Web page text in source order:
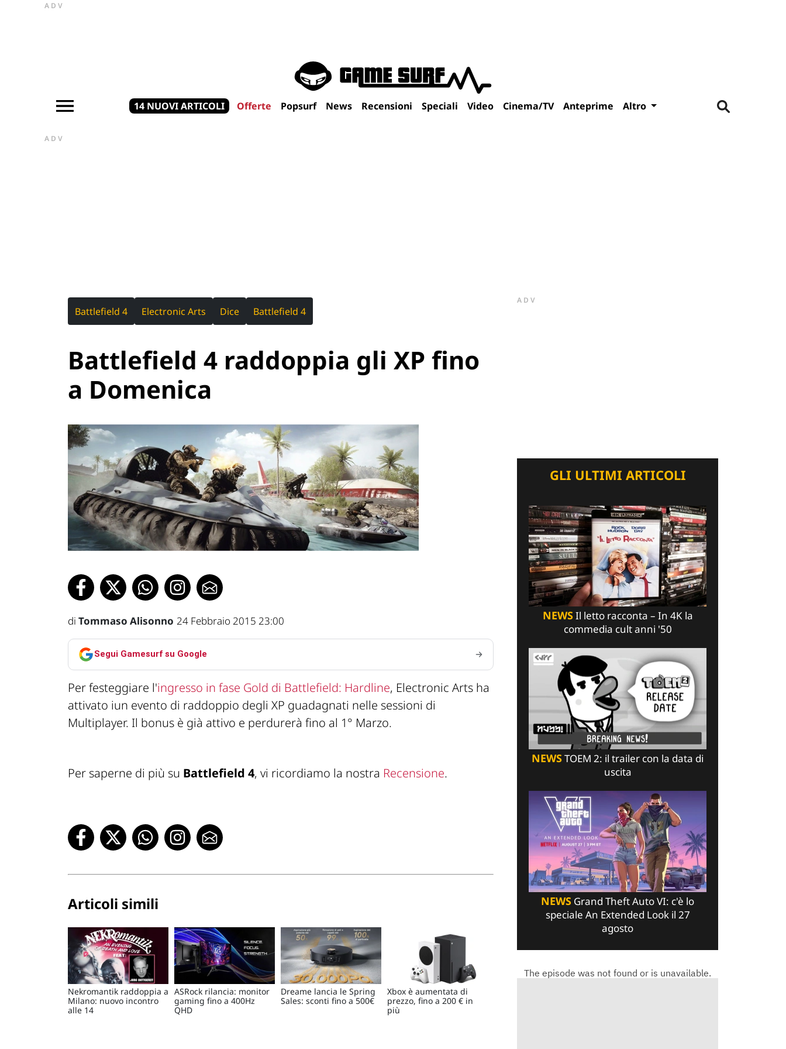
ADV
14 NUOVI ARTICOLI Offerte Popsurf News Recensioni Speciali Video Cinema/TV Anteprime Altro
ADV
Battlefield 4 Electronic Arts Dice Battlefield 4
Battlefield 4 raddoppia gli XP fino
a Domenica
di Tommaso Alisonno 24 Febbraio 2015 23:00
Segui Gamesurf su Google
Per festeggiare l'ingresso in fase Gold di Battlefield: Hardline, Electronic Arts ha
attivato iun evento di raddoppio degli XP guadagnati nelle sessioni di
Multiplayer. Il bonus è già attivo e perdurerà fino al 1° Marzo.
Per saperne di più su Battlefield 4, vi ricordiamo la nostra Recensione.
Articoli simili
Nekromantik raddoppia a
Milano: nuovo incontro
alle 14
ASRock rilancia: monitor
gaming fino a 400Hz
QHD
Dreame lancia le Spring
Sales: sconti fino a 500€
Xbox è aumentata di
prezzo, fino a 200 € in
più
ADV
GLI ULTIMI ARTICOLI
NEWSIl letto racconta – In 4K la
commedia cult anni '50
NEWSTOEM 2: il trailer con la data di
uscita
NEWS Grand Theft Auto VI: c'è lo
speciale An Extended Look il 27
agosto